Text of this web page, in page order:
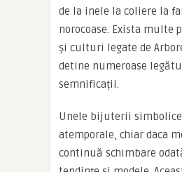
de la inele la coliere la
norocoase. Exista multe
și culturi legate de
detine numeroase
semnificații.
Unele bijuterii
atemporale, chiar daca
continuă schimbare